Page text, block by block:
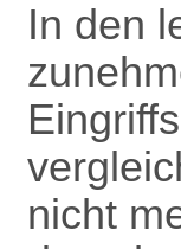
In den
nicht